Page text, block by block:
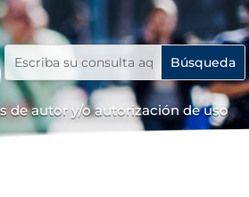
de autor y/o autorización de uso